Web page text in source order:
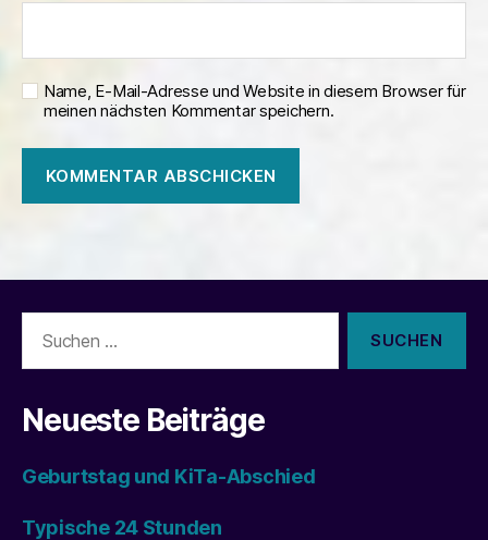
Name, E-Mail-Adresse und Website in diesem Browser für
meinen nächsten Kommentar speichern.
nach:
Neueste Beiträge
Geburtstag und KiTa-Abschied
Typische 24 Stunden